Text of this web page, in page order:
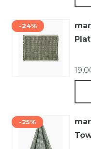
-24%
-25%